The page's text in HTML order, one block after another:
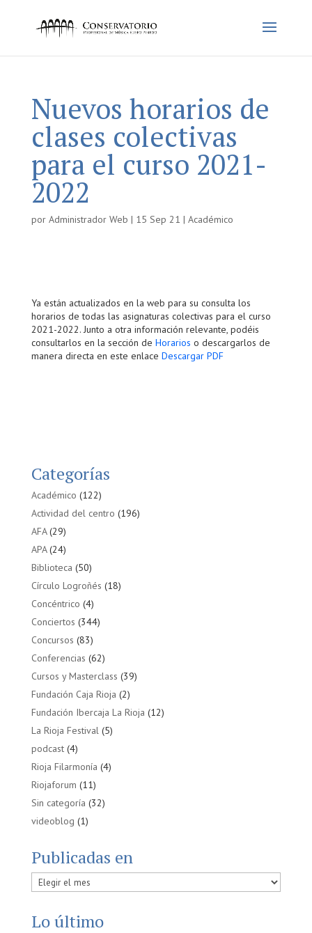
Nuevos horarios de
clases colectivas
para el curso 2021-
2022
por Administrador Web | 15 Sep 21 | Académico
Ya están actualizados en la web para su consulta los
horarios de todas las asignaturas colectivas para el curso
2021-2022. Junto a otra información relevante, podéis
consultarlos en la sección de Horarios o descargarlos de
manera directa en este enlace Descargar PDF
Categorías
Académico (122)
Actividad del centro (196)
AFA(29)
APA(24)
Biblioteca (50)
Círculo Logroñés (18)
Concéntrico (4)
Conciertos (344)
Concursos (83)
Conferencias (62)
Cursos y Masterclass (39)
Fundación Caja Rioja (2)
Fundación Ibercaja La Rioja (12)
La Rioja Festival(5)
podcast(4)
Rioja Filarmonía (4)
Riojaforum (11)
Sin categoría (32)
videoblog (1)
Publicadas en
Publicadas
en
Lo último